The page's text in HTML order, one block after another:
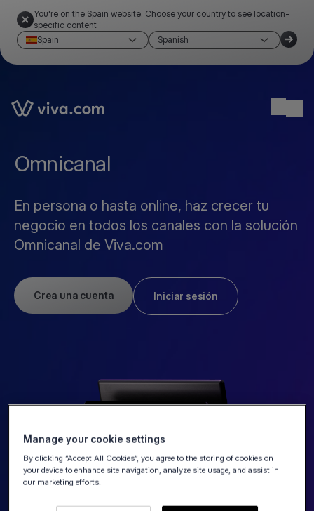
You're on the Spain website. Choose your country to see location-
specific content
Spain
Spanish
Link to the homepage
Omnicanal
En persona o hasta online, haz crecer tu
negocio en todos los canales con la solución
Omnicanal de Viva.com
Crea una cuenta Iniciar sesión
Manage your cookie settings
By clicking “Accept All Cookies”, you agree to the storing of cookies on
your device to enhance site navigation, analyze site usage, and assist in
our marketing efforts.